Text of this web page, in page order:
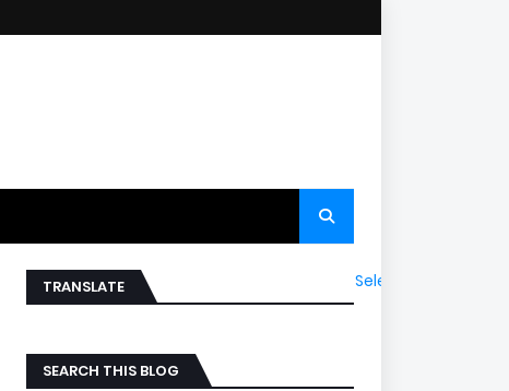
TRANSLATE Select Language
SEARCH THIS BLOG